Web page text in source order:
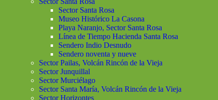
Sector Santa Rosa
Museo Histórico La Casona
Playa Naranjo, Sector Santa Rosa
Línea de Tiempo Hacienda Santa Rosa
Sendero Indio Desnudo
Sendero noventa y nueve
Sector Pailas, Volcán Rincón de la Vieja
Sector Junquillal
Sector Murciélago
Sector Santa María, Volcán Rincón de la Vieja
Sector Horizontes